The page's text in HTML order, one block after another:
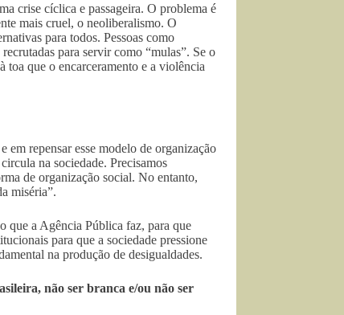
crise cíclica e passageira. O problema é
mais cruel, o neoliberalismo. O
para todos. Pessoas como
para servir como “mulas”. Se o
toa que o encarceramento e a violência
em repensar esse modelo de organização
na sociedade. Precisamos
de organização social. No entanto,
miséria”.
que a Agência Pública faz, para que
para que a sociedade pressione
na produção de desigualdades.
não ser branca e/ou não ser